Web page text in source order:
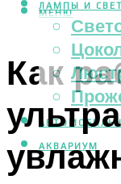
ЛАМПЫ И
АКВАРИУМ
МЕНЮ
Как